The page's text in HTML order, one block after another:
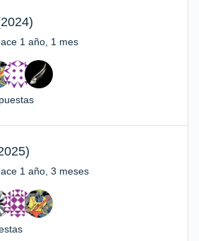
1 año, 1 mes
1 año, 3 meses